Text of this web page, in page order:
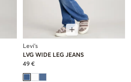
Levi's
LVG WIDE LEG JEANS
49 €